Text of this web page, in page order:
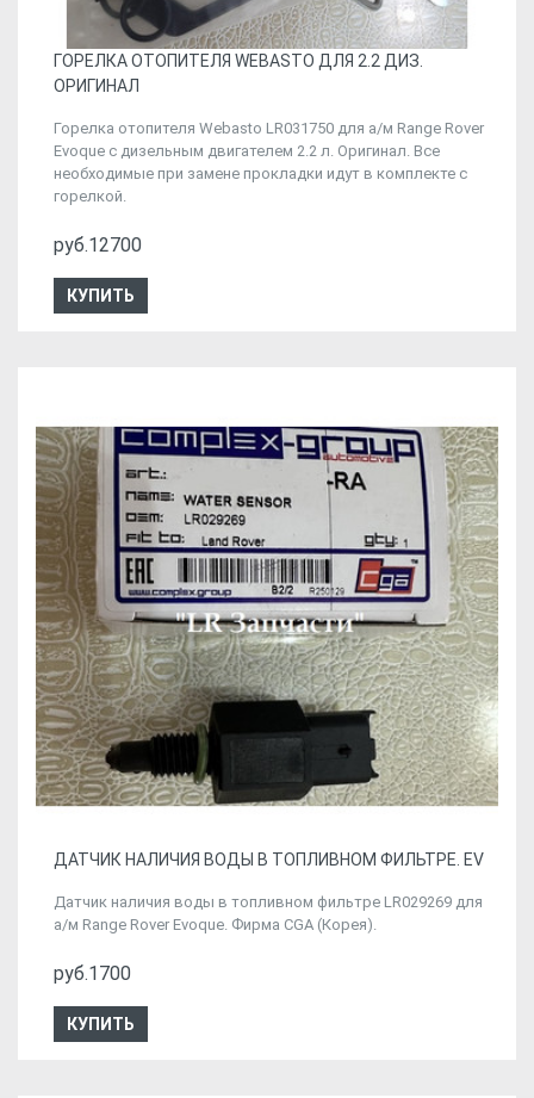
ГОРЕЛКА ОТОПИТЕЛЯ WEBASTO ДЛЯ 2.2 ДИЗ.
ОРИГИНАЛ
Горелка отопителя Webasto LR031750 для а/м Range Rover
Evoque с дизельным двигателем 2.2 л. Оригинал. Все
необходимые при замене прокладки идут в комплекте с
горелкой.
руб.12700
КУПИТЬ
ДАТЧИК НАЛИЧИЯ ВОДЫ В ТОПЛИВНОМ ФИЛЬТРЕ. EV
Датчик наличия воды в топливном фильтре LR029269 для
а/м Range Rover Evoque. Фирма CGA (Корея).
руб.1700
КУПИТЬ